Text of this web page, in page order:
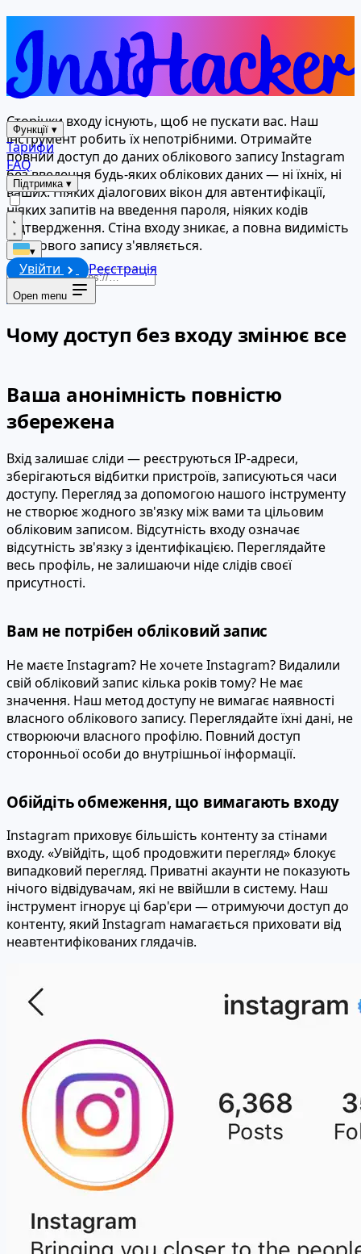
Функції ▾
Тарифи
FAQ
Підтримка ▾
▾
Увійти Реєстрація
Open menu
Немає екрану входу, немає
проблем — повний доступ у будь-
якому випадку
Сторінки входу існують, щоб не пускати вас. Наш
інструмент робить їх непотрібними. Отримайте
повний доступ до даних облікового запису Instagram
без введення будь-яких облікових даних — ні їхніх, ні
ваших. Ніяких діалогових вікон для автентифікації,
ніяких запитів на введення пароля, ніяких кодів
підтвердження. Стіна входу зникає, а повна видимість
облікового запису з'являється.
Запустити
Чому доступ без входу змінює все
Ваша анонімність повністю
збережена
Вхід залишає сліди — реєструються IP-адреси,
зберігаються відбитки пристроїв, записуються часи
доступу. Перегляд за допомогою нашого інструменту
не створює жодного зв'язку між вами та цільовим
обліковим записом. Відсутність входу означає
відсутність зв'язку з ідентифікацією. Переглядайте
весь профіль, не залишаючи ніде слідів своєї
присутності.
Вам не потрібен обліковий запис
Не маєте Instagram? Не хочете Instagram? Видалили
свій обліковий запис кілька років тому? Не має
значення. Наш метод доступу не вимагає наявності
власного облікового запису. Переглядайте їхні дані, не
створюючи власного профілю. Повний доступ
сторонньої особи до внутрішньої інформації.
Обійдіть обмеження, що вимагають входу
Instagram приховує більшість контенту за стінами
входу. «Увійдіть, щоб продовжити перегляд» блокує
випадковий перегляд. Приватні акаунти не показують
нічого відвідувачам, які не ввійшли в систему. Наш
інструмент ігнорує ці бар'єри — отримуючи доступ до
контенту, який Instagram намагається приховати від
неавтентифікованих глядачів.